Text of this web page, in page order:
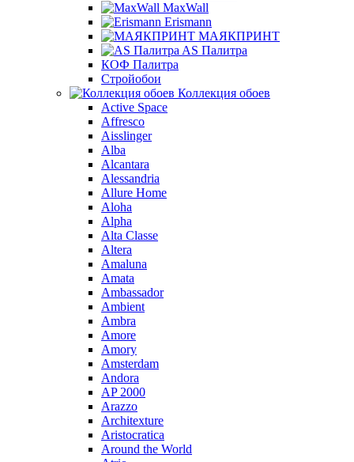
MaxWall
Erismann
МАЯКПРИНТ
AS Палитра
КОФ Палитра
Стройобои
Коллекция обоев
Active Space
Affresco
Aisslinger
Alba
Alcantara
Alessandria
Allure Home
Aloha
Alpha
Alta Classe
Altera
Amaluna
Amata
Ambassador
Ambient
Ambra
Amore
Amory
Amsterdam
Andora
AP 2000
Arazzo
Architexture
Aristocratica
Around the World